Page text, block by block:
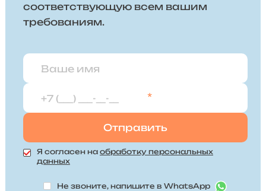
соответствующую всем вашим
требованиям.
*
Я согласен на обработку персональных
данных
Не звоните, напишите в WhatsApp